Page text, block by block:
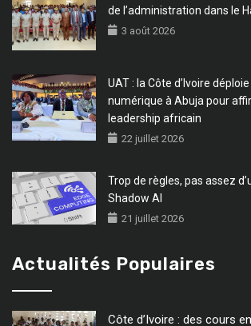
de l’administration dans le
3 août 2026
UAT : la Côte d’Ivoire
numérique à Abuja pour
leadership africain
22 juillet 2026
Trop de règles, pas assez
Shadow AI
21 juillet 2026
Actualités Populaires
Côte d’Ivoire : des cours